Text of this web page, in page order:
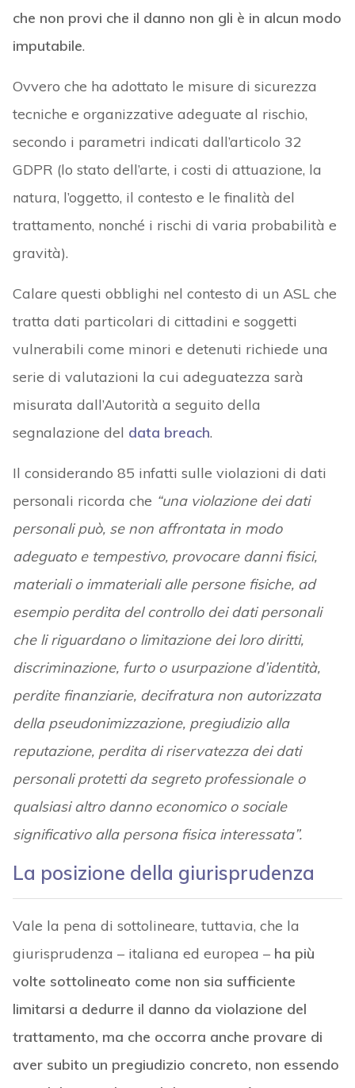
che non provi che il danno non gli è in alcun modo
imputabile.
Ovvero che ha adottato le misure di sicurezza
tecniche e organizzative adeguate al rischio,
secondo i parametri indicati dall’articolo 32
GDPR (lo stato dell’arte, i costi di attuazione, la
natura, l’oggetto, il contesto e le finalità del
trattamento, nonché i rischi di varia probabilità e
gravità).
Calare questi obblighi nel contesto di un ASL che
tratta dati particolari di cittadini e soggetti
vulnerabili come minori e detenuti richiede una
serie di valutazioni la cui adeguatezza sarà
misurata dall’Autorità a seguito della
segnalazione del data breach.
Il considerando 85 infatti sulle violazioni di dati
personali ricorda che “una violazione dei dati
personali può, se non affrontata in modo
adeguato e tempestivo, provocare danni fisici,
materiali o immateriali alle persone fisiche, ad
esempio perdita del controllo dei dati personali
che li riguardano o limitazione dei loro diritti,
discriminazione, furto o usurpazione d’identità,
perdite finanziarie, decifratura non autorizzata
della pseudonimizzazione, pregiudizio alla
reputazione, perdita di riservatezza dei dati
personali protetti da segreto professionale o
qualsiasi altro danno economico o sociale
significativo alla persona fisica interessata”.
La posizione della giurisprudenza
Vale la pena di sottolineare, tuttavia, che la
giurisprudenza – italiana ed europea – ha più
volte sottolineato come non sia sufficiente
limitarsi a dedurre il danno da violazione del
trattamento, ma che occorra anche provare di
aver subito un pregiudizio concreto, non essendo